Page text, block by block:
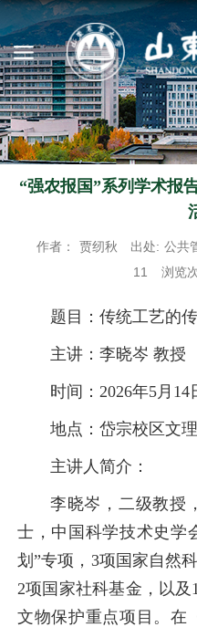
“强农报国”系列学术报
作者： 贾纫秋 出处: 公共
11
浏览
题目：传统工艺的
主讲：李晓岑 教授
时间：2026年5月14
地点：岱宗校区文
主讲人简介：
李晓岑，二级教授
士，中国科学技术史学
划”专项，3项国家自然
2项国家社科基金，以
文物保护重点项目。在